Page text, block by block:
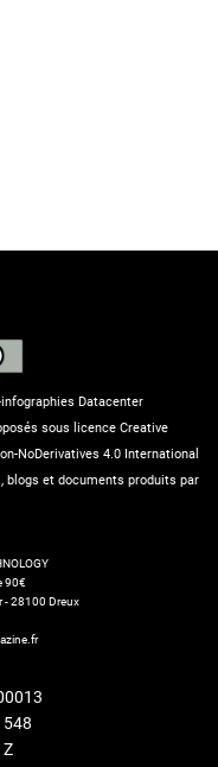
Datacenter
sous licence Creative
NoDerivatives 4.0 International
blogs et documents produits par
90€
- 28100 Dreux